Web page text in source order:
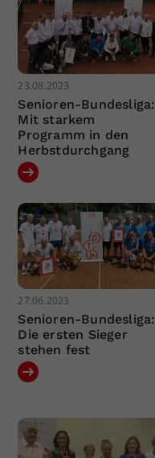
23.08.2023
Senioren-Bundesliga:
Mit starkem
Programm in den
Herbstdurchgang
27.06.2023
Senioren-Bundesliga:
Die ersten Sieger
stehen fest